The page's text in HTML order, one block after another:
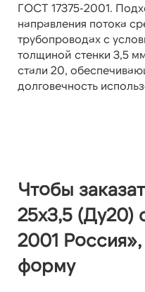
ГОСТ 17375-2001.
направления потока
трубопроводах с
толщиной стенки 3,5
стали 20,
долговечность
Чтобы
25х3,5 (Ду20)
2001
форму